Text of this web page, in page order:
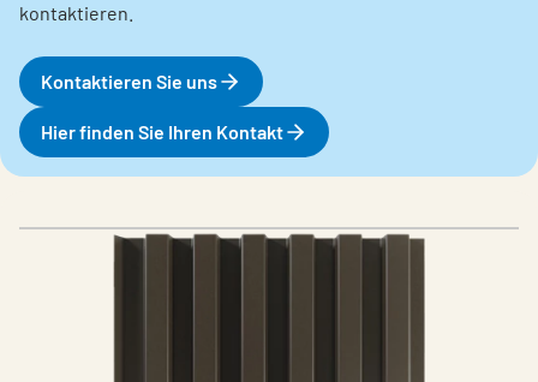
kontaktieren.
Kontaktieren Sie uns
Hier finden Sie Ihren Kontakt